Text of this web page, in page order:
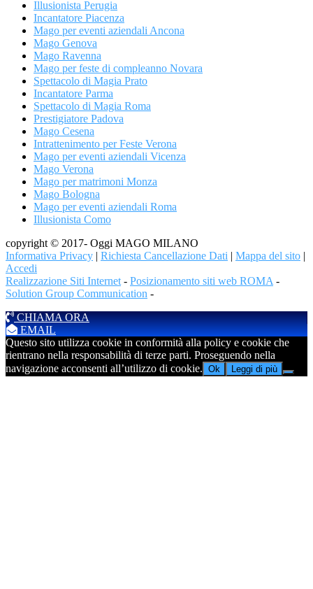
Illusionista Perugia
Incantatore Piacenza
Mago per eventi aziendali Ancona
Mago Genova
Mago Ravenna
Mago per feste di compleanno Novara
Spettacolo di Magia Prato
Incantatore Parma
Spettacolo di Magia Roma
Prestigiatore Padova
Mago Cesena
Intrattenimento per Feste Verona
Mago per eventi aziendali Vicenza
Mago Verona
Mago per matrimoni Monza
Mago Bologna
Mago per eventi aziendali Roma
Illusionista Como
copyright © 2017- Oggi MAGO MILANO
Informativa Privacy | Richiesta Cancellazione Dati | Mappa del sito |
Accedi
Realizzazione Siti Internet - Posizionamento siti web ROMA -
Solution Group Communication -
CHIAMA ORA
EMAIL
Questo sito utilizza cookie in conformità alla policy e cookie che
rientrano nella responsabilità di terze parti. Proseguendo nella
navigazione acconsenti all’utilizzo di cookie. Ok Leggi di più